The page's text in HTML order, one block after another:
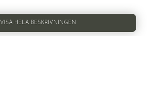
VISA HELA BESKRIVNINGEN